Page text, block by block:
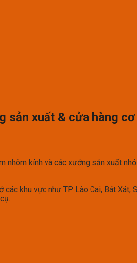
sản xuất & cửa hàng
kính và các xưởng sản xuất
khu vực như TP Lào Cai, Bát Xát,